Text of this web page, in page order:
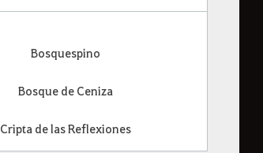
Bosquespino
Bosque de Ceniza
Cripta de las Reflexiones